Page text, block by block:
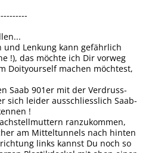
und Lenkung kann gefährlich
!), das möchte ich Dir vorweg
Doityourself machen möchtest,
Saab 901er mit der Verdruss-
sich leider ausschliesslich Saab-
!
ranzukommen,
am Mitteltunnels nach hinten
links kannst Du noch so